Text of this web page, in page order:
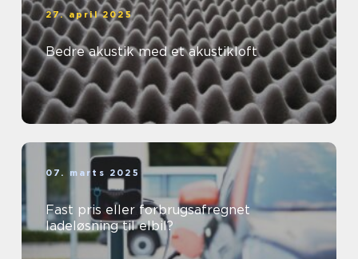
27. april 2025
Bedre akustik med et akustikloft
07. marts 2025
Fast pris eller forbrugsafregnet
ladeløsning til elbil?